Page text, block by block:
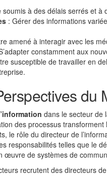
soumis à des délais serrés et
: Gérer des informations
amené à interagir avec les
constamment aux
susceptible de travailler en
du
dans le secteur de
des processus
le rôle du directeur de
responsabilités telles que le
œuvre de systèmes de
recrutent des directeurs